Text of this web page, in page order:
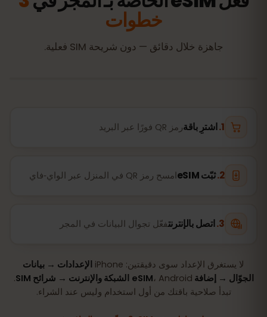
خطوات
جاهزة خلال دقائق — دون شريحة SIM فعلية.
اشترِ باقةرمز QR فورًا عبر البريد
ثبّت eSIM امسح رمز QR في المنزل عبر الواي‑فاي
اتصل بالإنترنتفعّل تجوال البيانات في المجر
لا يستغرق الإعداد سوى دقيقتين: iPhone
الإعدادات → بيانات
الجوّال → إضافة eSIM ، Android الشبكة والإنترنت → شرائح SIM
.
تبدأ صلاحية باقتك من أول استخدام وليس عند الشراء.